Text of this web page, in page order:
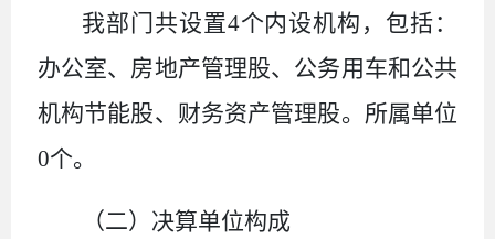
我部门共设置4个内设机构，包括：
办公室、房地产管理股、公务用车和公共
机构节能股、财务资产管理股。所属单位
0个。
（二）决算单位构成